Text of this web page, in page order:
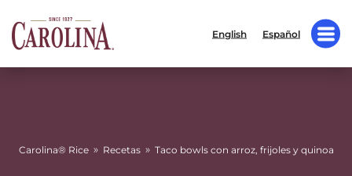
English Español
Carolina® Rice » Recetas » Taco bowls con arroz, frijoles y quinoa